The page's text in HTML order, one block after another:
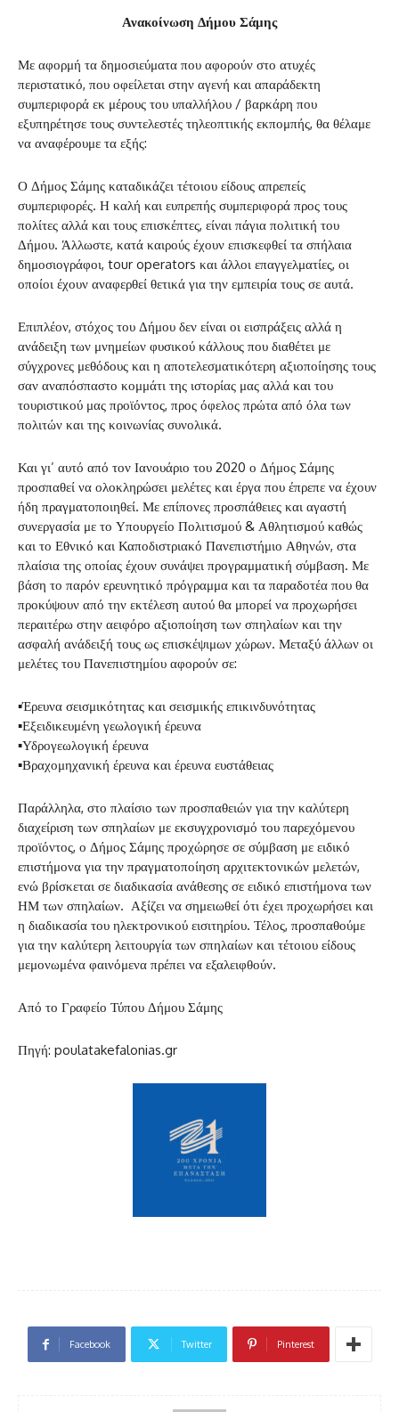
Ανακοίνωση Δήμου Σάμης
Με αφορμή τα δημοσιεύματα που αφορούν στο ατυχές
περιστατικό, που οφείλεται στην αγενή και απαράδεκτη
συμπεριφορά εκ μέρους του υπαλλήλου / βαρκάρη που
εξυπηρέτησε τους συντελεστές τηλεοπτικής εκπομπής, θα θέλαμε
να αναφέρουμε τα εξής:
Ο Δήμος Σάμης καταδικάζει τέτοιου είδους απρεπείς
συμπεριφορές. Η καλή και ευπρεπής συμπεριφορά προς τους
πολίτες αλλά και τους επισκέπτες, είναι πάγια πολιτική του
Δήμου. Άλλωστε, κατά καιρούς έχουν επισκεφθεί τα σπήλαια
δημοσιογράφοι, tour operators και άλλοι επαγγελματίες, οι
οποίοι έχουν αναφερθεί θετικά για την εμπειρία τους σε αυτά.
Επιπλέον, στόχος του Δήμου δεν είναι οι εισπράξεις αλλά η
ανάδειξη των μνημείων φυσικού κάλλους που διαθέτει με
σύγχρονες μεθόδους και η αποτελεσματικότερη αξιοποίησης τους
σαν αναπόσπαστο κομμάτι της ιστορίας μας αλλά και του
τουριστικού μας προϊόντος, προς όφελος πρώτα από όλα των
πολιτών και της κοινωνίας συνολικά.
Και γι’ αυτό από τον Ιανουάριο του 2020 ο Δήμος Σάμης
προσπαθεί να ολοκληρώσει μελέτες και έργα που έπρεπε να έχουν
ήδη πραγματοποιηθεί. Με επίπονες προσπάθειες και αγαστή
συνεργασία με το Υπουργείο Πολιτισμού & Αθλητισμού καθώς
και το Εθνικό και Καποδιστριακό Πανεπιστήμιο Αθηνών, στα
πλαίσια της οποίας έχουν συνάψει προγραμματική σύμβαση. Με
βάση το παρόν ερευνητικό πρόγραμμα και τα παραδοτέα που θα
προκύψουν από την εκτέλεση αυτού θα μπορεί να προχωρήσει
περαιτέρω στην αειφόρο αξιοποίηση των σπηλαίων και την
ασφαλή ανάδειξή τους ως επισκέψιμων χώρων. Μεταξύ άλλων οι
μελέτες του Πανεπιστημίου αφορούν σε:
▪︎Έρευνα σεισμικότητας και σεισμικής επικινδυνότητας
▪︎Εξειδικευμένη γεωλογική έρευνα
▪︎Υδρογεωλογική έρευνα
▪︎Βραχομηχανική έρευνα και έρευνα ευστάθειας
Παράλληλα, στο πλαίσιο των προσπαθειών για την καλύτερη
διαχείριση των σπηλαίων με εκσυγχρονισμό του παρεχόμενου
προϊόντος, ο Δήμος Σάμης προχώρησε σε σύμβαση με ειδικό
επιστήμονα για την πραγματοποίηση αρχιτεκτονικών μελετών,
ενώ βρίσκεται σε διαδικασία ανάθεσης σε ειδικό επιστήμονα των
ΗΜ των σπηλαίων. Αξίζει να σημειωθεί ότι έχει προχωρήσει και
η διαδικασία του ηλεκτρονικού εισιτηρίου. Τέλος, προσπαθούμε
για την καλύτερη λειτουργία των σπηλαίων και τέτοιου είδους
μεμονωμένα φαινόμενα πρέπει να εξαλειφθούν.
Από το Γραφείο Τύπου Δήμου Σάμης
Πηγή: poulatakefalonias.gr
Facebook Twitter Pinterest